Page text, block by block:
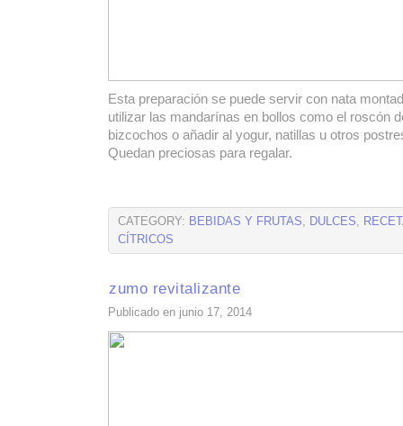
Esta preparación se puede servir con nata
utilizar las mandarínas en bollos como el roscón
bizcochos o añadir al yogur, natillas u otros
Quedan preciosas para regalar.
CATEGORY: BEBIDAS Y FRUTAS, DULCES,
CÍTRICOS
zumo revitalizante
Publicado en junio 17, 2014